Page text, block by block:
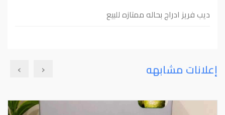
ديب فريز ادراج بحاله ممتازه للبيع
إعلانات مشابهه ‹
›